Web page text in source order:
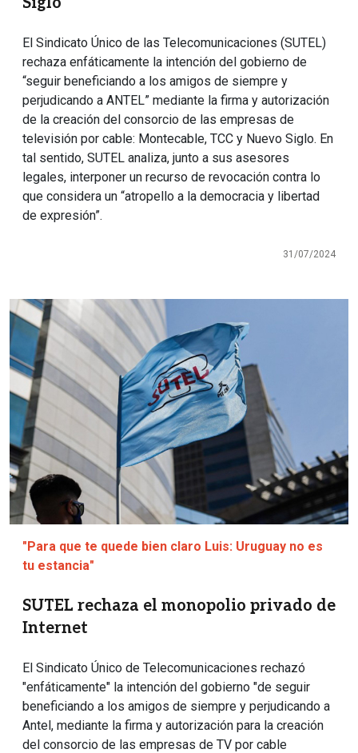
El Sindicato Único de las Telecomunicaciones (SUTEL)
rechaza enfáticamente la intención del gobierno de
“seguir beneficiando a los amigos de siempre y
perjudicando a ANTEL” mediante la firma y autorización
de la creación del consorcio de las empresas de
televisión por cable: Montecable, TCC y Nuevo Siglo. En
tal sentido, SUTEL analiza, junto a sus asesores
legales, interponer un recurso de revocación contra lo
que considera un “atropello a la democracia y libertad
de expresión”.
31/07/2024
Imagen
"Para que te quede bien claro Luis: Uruguay no es
tu estancia"
SUTEL rechaza el monopolio privado de
Internet
El Sindicato Único de Telecomunicaciones rechazó
"enfáticamente" la intención del gobierno "de seguir
beneficiando a los amigos de siempre y perjudicando a
Antel, mediante la firma y autorización para la creación
del consorcio de las empresas de TV por cable